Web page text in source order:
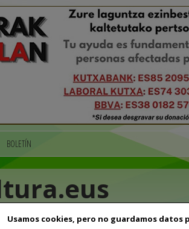
Usamos cookies, pero no guardamos datos
BOLETÍN